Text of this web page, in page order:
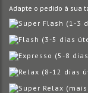
Adapte o pedido à sua